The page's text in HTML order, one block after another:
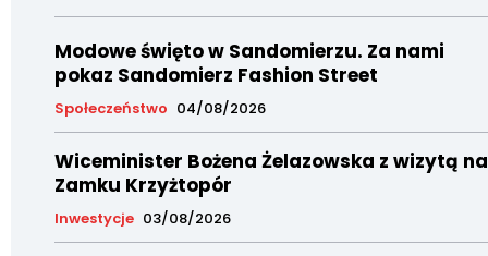
Modowe święto w Sandomierzu. Za nami
pokaz Sandomierz Fashion Street
Społeczeństwo 04/08/2026
Wiceminister Bożena Żelazowska z wizytą na
Zamku Krzyżtopór
Inwestycje 03/08/2026